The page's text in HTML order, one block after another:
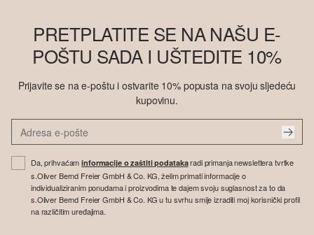
PRETPLATITE SE NA NAŠU E-
POŠTU SADA I UŠTEDITE 10%
Prijavite se na e-poštu i ostvarite 10% popusta na svoju sljedeću
kupovinu.
Da, prihvaćaminformacije o zaštiti podatakaradi primanja newslettera tvrtke
s.Oliver Bernd Freier GmbH & Co. KG, želim primati informacije o
individualiziranim ponudama i proizvodima te dajem svoju suglasnost za to da
s.Oliver Bernd Freier GmbH & Co. KG u tu svrhu smije izraditi moj korisnički profil
na različitim uređajima.